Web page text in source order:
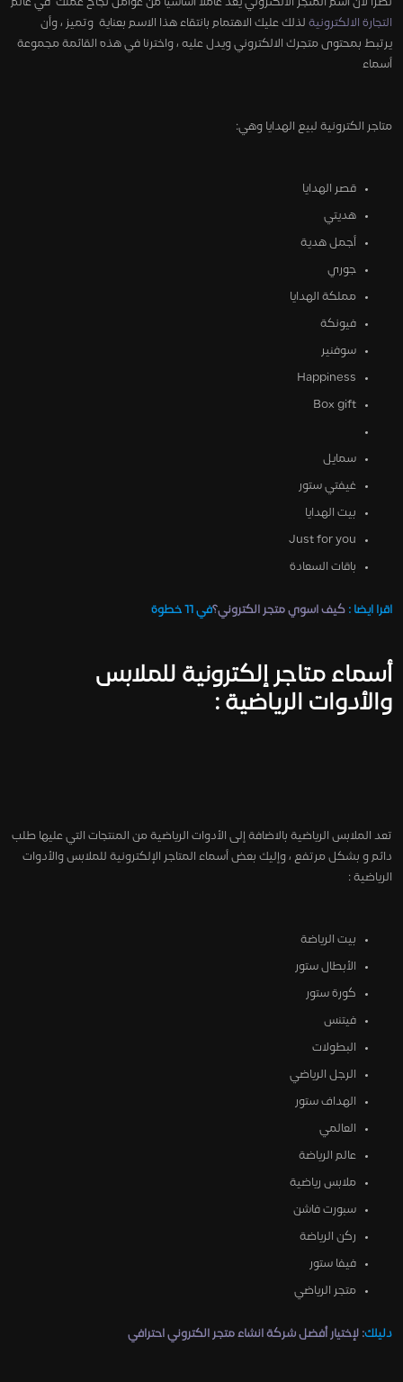
التجارة الالكترونية لذلك عليك الاهتمام بانتقاء هذا الاسم بعناية وتميز ، وأن
يرتبط بمحتوى متجرك الالكتروني ويدل عليه ، واخترنا في هذه القائمة مجموعة
أسماء
متاجر الكترونية لبيع الهدايا وهي:
قصر الهدايا
هديتي
أجمل هدية
جوري
مملكة الهدايا
فيونكة
سوفنير
Happiness
Box gift
سمايل
غيفتي ستور
بيت الهدايا
Just for you
باقات السعادة
اقرا ايضا : كيف اسوي متجر الكتروني؟في 11 خطوة
أسماء متاجر إلكترونية للملابس
والأدوات الرياضية :
تعد الملابس الرياضية بالاضافة إلى الأدوات الرياضية من المنتجات التي عليها طلب
دائم و بشكل مرتفع ، وإليك بعض أسماء المتاجر الإلكترونية للملابس والأدوات
الرياضية :
بيت الرياضة
الأبطال ستور
كورة ستور
فيتنس
البطولات
الرجل الرياضي
الهداف ستور
العالمي
عالم الرياضة
ملابس رياضية
سبورت فاشن
ركن الرياضة
فيفا ستور
متجر الرياضي
دليلك: لإختيار أفضل شركة انشاء متجر الكتروني احترافي